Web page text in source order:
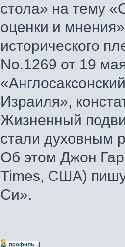
стола» на тему
оценки и
исторического
No.1269 от 19
Израиля»,
Жизненный
стали духовным
Об этом Джон
Times, США)
Си».